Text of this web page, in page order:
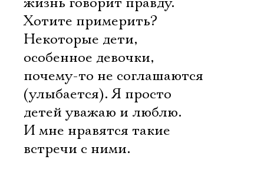
Хотите примерить?
Некоторые дети,
особенное девочки,
почему-то не соглашаются
(улыбается). Я просто
детей уважаю и люблю.
И мне нравятся такие
встречи с ними.